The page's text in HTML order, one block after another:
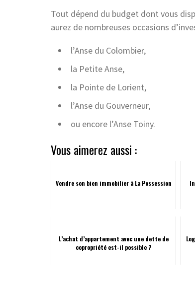
Tout dépend du budget dont vous
aurez de nombreuses occasions
l’Anse du Colombier,
la Petite Anse,
la Pointe de Lorient,
l’Anse du Gouverneur,
ou encore l’Anse Toiny.
Vous aimerez aussi :
Vendre son bien immobilier à La Possession
L’achat d’appartement avec une dette de
copropriété est-il possible ?